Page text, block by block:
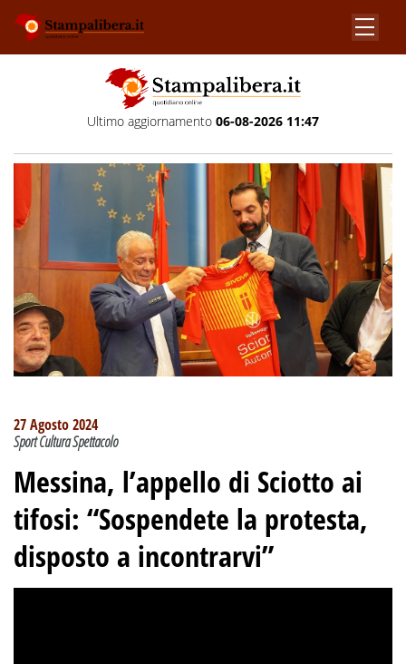
Ultimo aggiornamento 06-08-2026 11:47
27 Agosto 2024
Sport Cultura Spettacolo
Messina, l’appello di Sciotto ai
tifosi: “Sospendete la protesta,
disposto a incontrarvi”